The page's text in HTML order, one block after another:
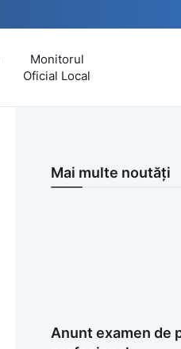
Monitorul
Oficial Local
Mai multe noutăți
Anunt examen de